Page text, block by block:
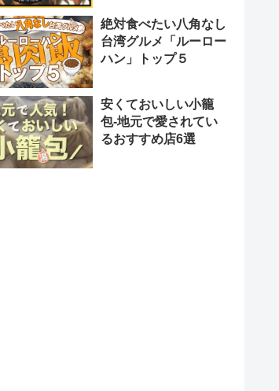
絶対食べたい八角なし
台湾グルメ「ルーロー
ハン」トップ５
安くておいしい小籠
包-地元で愛されてい
るおすすめ店6選